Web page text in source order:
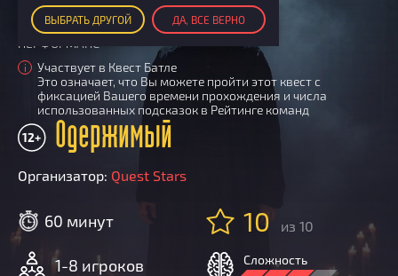
ВЫБРАТЬ ДРУГОЙ ДА, ВСЕ ВЕРНО
КАРТА КВЕСТОВ
РЕЙТИНГ КОМАНД
Итоговый рейтинг
По количеству очков
По качеству игры
Список команд
ПОИСК КОМАНДЫ
КВЕСТ БАТЛ
Cashback
Как подсчитываются рейтинги
Новости
ПЕРФОРМАНС
i
Участвует в Квест Батле
Это означает, что Вы можете пройти этот квест с
фиксацией Вашего времени прохождения и числа
использованных подсказок в Рейтинге команд
Одержимый
12+
Организатор: Quest Stars
60 минут
1-8 игроков
10 из 10
Сложность